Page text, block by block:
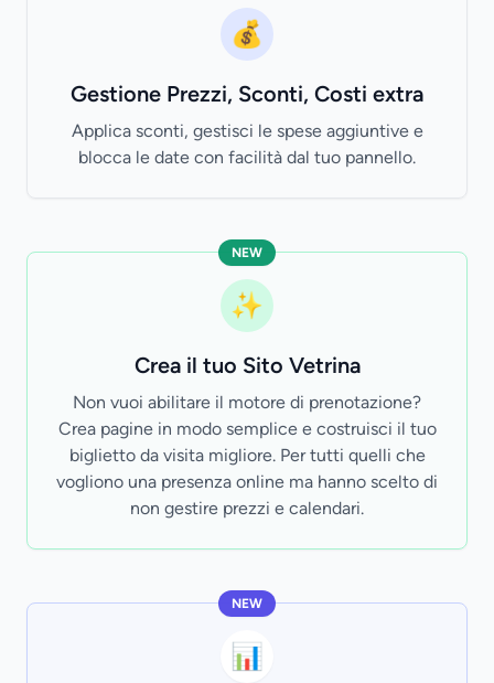
💰
Gestione Prezzi, Sconti, Costi extra
Applica sconti, gestisci le spese aggiuntive e
blocca le date con facilità dal tuo pannello.
NEW
✨
Crea il tuo Sito Vetrina
Non vuoi abilitare il motore di prenotazione?
Crea pagine in modo semplice e costruisci il tuo
biglietto da visita migliore. Per tutti quelli che
vogliono una presenza online ma hanno scelto di
non gestire prezzi e calendari.
NEW
📊